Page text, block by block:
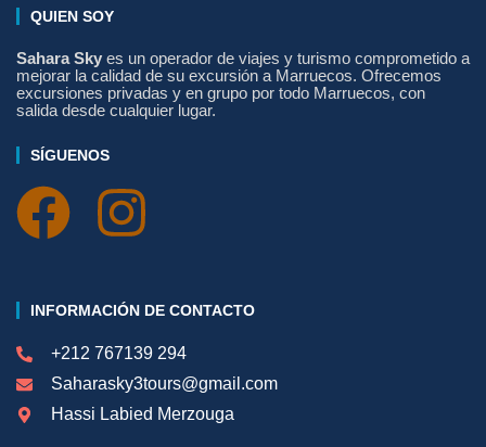
QUIEN SOY
Sahara Sky es un operador de viajes y turismo comprometido a
mejorar la calidad de su excursión a Marruecos. Ofrecemos
excursiones privadas y en grupo por todo Marruecos, con
salida desde cualquier lugar.
SÍGUENOS
INFORMACIÓN DE CONTACTO
+212 767139 294
Saharasky3tours@gmail.com
Hassi Labied Merzouga